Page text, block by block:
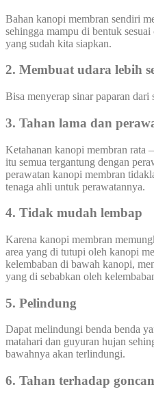
Bahan kanopi membran sendiri
sehingga mampu di bentuk
yang sudah kita siapkan.
2. Membuat udara lebih
Bisa menyerap sinar paparan dari
3. Tahan lama dan
Ketahanan kanopi membran rata
itu semua tergantung dengan
perawatan kanopi membran
tenaga ahli untuk perawatannya.
4. Tidak mudah lembap
Karena kanopi membran
area yang di tutupi oleh kanopi
kelembaban di bawah kanopi,
yang di sebabkan oleh
5. Pelindung
Dapat melindungi benda benda
matahari dan guyuran hujan
bawahnya akan terlindungi.
6. Tahan terhadap